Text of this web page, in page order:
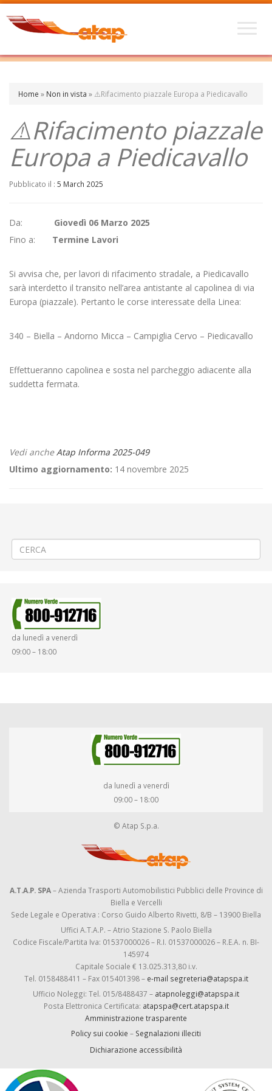
Home » Non in vista » ⚠️Rifacimento piazzale Europa a Piedicavallo
⚠️Rifacimento piazzale
Europa a Piedicavallo
Pubblicato il : 5 March 2025
Da: Giovedì 06 Marzo 2025
Fino a: Termine Lavori
Si avvisa che, per lavori di rifacimento stradale, a Piedicavallo
sarà interdetto il transito nell’area antistante al capolinea di via
Europa (piazzale). Pertanto le corse interessate della Linea:
340 – Biella – Andorno Micca – Campiglia Cervo – Piedicavallo
Effettueranno capolinea e sosta nel parcheggio adiacente alla
suddetta fermata.
Vedi ancheAtap Informa 2025-049
Ultimo aggiornamento: 14 novembre 2025
da lunedì a venerdì
09:00 – 18:00
da lunedì a venerdì
09:00 – 18:00
© Atap S.p.a.
A.T.A.P. SPA– Azienda Trasporti Automobilistici Pubblici delle Province di
Biella e Vercelli
Sede Legale e Operativa : Corso Guido Alberto Rivetti, 8/B – 13900 Biella
Uffici A.T.A.P. – Atrio Stazione S. Paolo Biella
Codice Fiscale/Partita Iva: 01537000026 – R.I. 01537000026 – R.E.A. n. BI-
145974
Capitale Sociale € 13.025.313,80 i.v.
Tel. 0158488411 – Fax 015401398 – e-mail segreteria@atapspa.it
Ufficio Noleggi: Tel. 015/8488437 – atapnoleggi@atapspa.it
Posta Elettronica Certificata: atapspa@cert.atapspa.it
Amministrazione trasparente
Policy sui cookie – Segnalazioni illeciti
Dichiarazione accessibilità